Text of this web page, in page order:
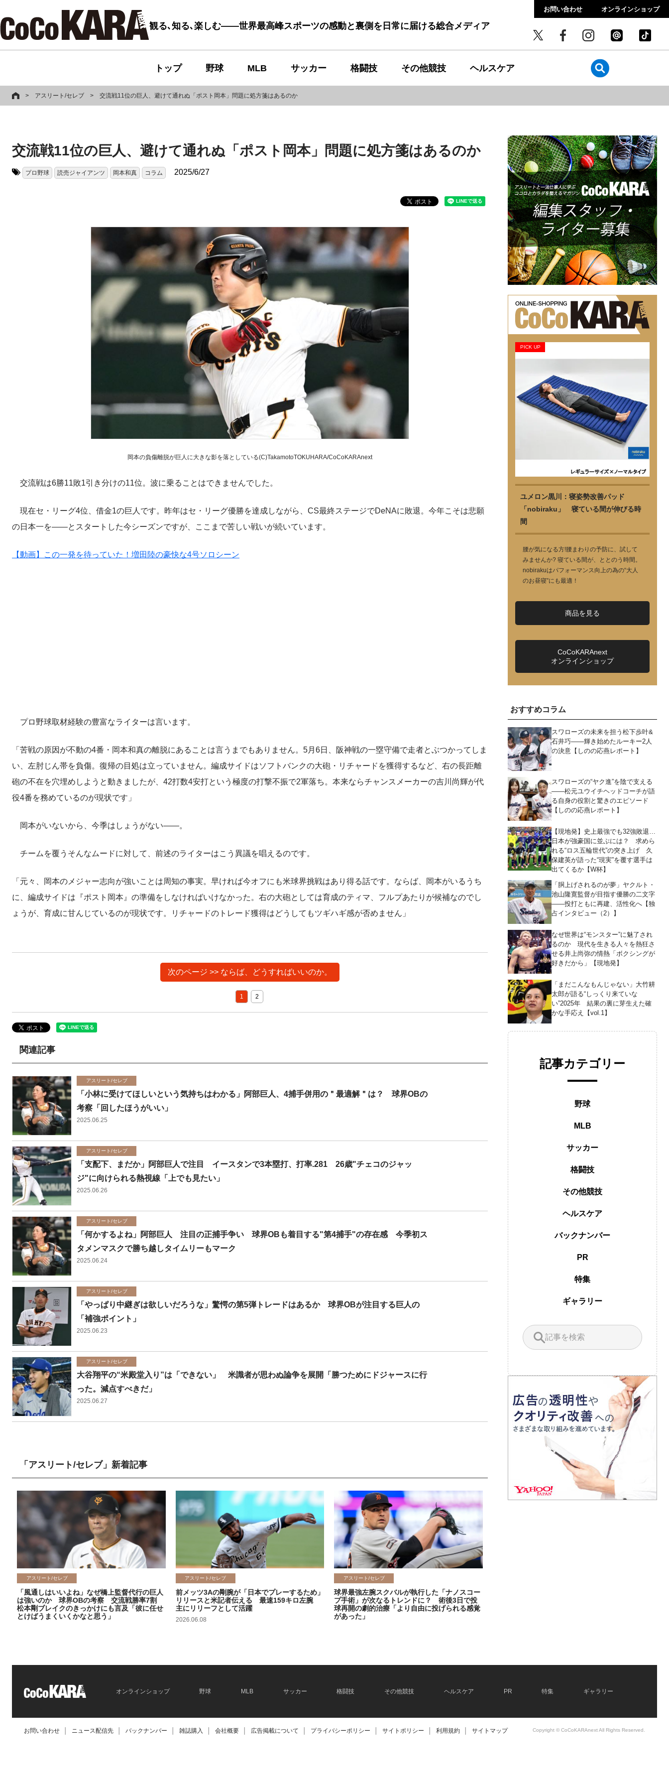
観る､知る､楽しむ――世界最高峰スポーツの感動と裏側を日常に届ける総合メディア
お問い合わせ オンラインショップ
トップ 野球 MLB サッカー 格闘技 その他競技 ヘルスケア
> アスリート/セレブ > 交流戦11位の巨人、避けて通れぬ「ポスト岡本」問題に処方箋はあるのか
交流戦11位の巨人、避けて通れぬ「ポスト岡本」問題に処方箋はあるのか
プロ野球 読売ジャイアンツ 岡本和真 コラム 2025/6/27
岡本の負傷離脱が巨人に大きな影を落としている(C)TakamotoTOKUHARA/CoCoKARAnext
交流戦は6勝11敗1引き分けの11位。波に乗ることはできませんでした。
現在セ・リーグ4位、借金1の巨人です。昨年はセ・リーグ優勝を達成しながら、CS最終ステージでDeNAに敗退。今年こそは悲願
の日本一を――とスタートした今シーズンですが、ここまで苦しい戦いが続いています。
【動画】この一発を待っていた！増田陸の豪快な4号ソロシーン
プロ野球取材経験の豊富なライターは言います。
「苦戦の原因が不動の4番・岡本和真の離脱にあることは言うまでもありません。5月6日、阪神戦の一塁守備で走者とぶつかってしま
い、左肘じん帯を負傷。復帰の目処は立っていません。編成サイドはソフトバンクの大砲・リチャードを獲得するなど、右の長距離
砲の不在を穴埋めしようと動きましたが、42打数4安打という極度の打撃不振で2軍落ち。本来ならチャンスメーカーの吉川尚輝が代
役4番を務めているのが現状です」
岡本がいないから、今季はしょうがない――。
チームを覆うそんなムードに対して、前述のライターはこう異議を唱えるのです。
「元々、岡本のメジャー志向が強いことは周知の事実。早ければ今オフにも米球界挑戦はあり得る話です。ならば、岡本がいるうち
に、編成サイドは『ポスト岡本』の準備をしなければいけなかった。右の大砲としては育成のティマ、フルプあたりが候補なのでし
ょうが、育成に甘んじているのが現状です。リチャードのトレード獲得はどうしてもツギハギ感が否めません」
次のページ >> ならば、どうすればいいのか。
1 2
関連記事
アスリート/セレブ
「小林に受けてほしいという気持ちはわかる」阿部巨人、4捕手併用の＂最適解＂は？ 球界OBの
考察「回したほうがいい」
2025.06.25
アスリート/セレブ
「支配下、まだか」阿部巨人で注目 イースタンで3本塁打、打率.281 26歳"チェコのジャッ
ジ"に向けられる熱視線「上でも見たい」
2025.06.26
アスリート/セレブ
「何かするよね」阿部巨人 注目の正捕手争い 球界OBも着目する"第4捕手"の存在感 今季初ス
タメンマスクで勝ち越しタイムリーもマーク
2025.06.24
アスリート/セレブ
「やっぱり中継ぎは欲しいだろうな」驚愕の第5弾トレードはあるか 球界OBが注目する巨人の
「補強ポイント」
2025.06.23
アスリート/セレブ
大谷翔平の“米殿堂入り”は「できない」 米識者が思わぬ論争を展開「勝つためにドジャースに行
った。減点すべきだ」
2025.06.27
「アスリート/セレブ」新着記事
アスリート/セレブ
「風通しはいいよね」なぜ橋上監督代行の巨人
は強いのか 球界OBの考察 交流戦勝率7割
松本剛ブレイクのきっかけにも言及「彼に任せ
とけばうまくいくかなと思う」
アスリート/セレブ
前メッツ3Aの剛腕が「日本でプレーするため」
リリースと米記者伝える 最速159キロ左腕
主にリリーフとして活躍
2026.06.08
アスリート/セレブ
球界最強左腕スクバルが執行した「ナノスコー
プ手術」が次なるトレンドに？ 術後3日で投
球再開の劇的治療「より自由に投げられる感覚
があった」
PICK UP
ユメロン黒川：寝姿勢改善パッド
「nobiraku」 寝ている間が伸びる時
間
腰が気になる方!腰まわりの予防に、試して
みませんか? 寝ている間が、ととのう時間。
nobirakuはパフォーマンス向上の為の“大人
のお昼寝”にも最適！
商品を見る
CoCoKARAnext
オンラインショップ
おすすめコラム
スワローズの未来を担う松下歩叶&
石井巧――輝き始めたルーキー2人
の決意【しのの応燕レポート】
スワローズの“ヤク進”を陰で支える
――松元ユウイチヘッドコーチが語
る自身の役割と驚きのエピソード
【しのの応燕レポート】
【現地発】史上最強でも32強敗退…
日本が強豪国に並ぶには？ 求めら
れる“ロス五輪世代”の突き上げ 久
保建英が語った“現実”を覆す選手は
出てくるか【W杯】
「胴上げされるのが夢」ヤクルト・
池山隆寛監督が目指す優勝の二文字
――投打ともに再建、活性化へ【独
占インタビュー（2）】
なぜ世界は“モンスター”に魅了され
るのか 現代を生きる人々を熱狂さ
せる井上尚弥の情熱「ボクシングが
好きだから」【現地発】
「まだこんなもんじゃない」大竹耕
太郎が語る“しっくり来ていな
い”2025年 結果の裏に芽生えた確
かな手応え【vol.1】
記事カテゴリー
野球
MLB
サッカー
格闘技
その他競技
ヘルスケア
バックナンバー
PR
特集
ギャラリー
オンラインショップ 野球 MLB サッカー 格闘技 その他競技 ヘルスケア PR 特集 ギャラリー
お問い合わせ ニュース配信先 バックナンバー 雑誌購入 会社概要 広告掲載について プライバシーポリシー サイトポリシー 利用規約 サイトマップ Copyright © CoCoKARAnext All Rights Reserved.